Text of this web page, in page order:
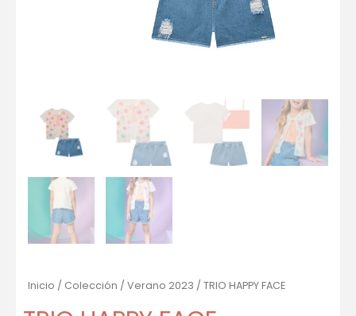
Inicio / Colección / Verano 2023 / TRIO HAPPY FACE